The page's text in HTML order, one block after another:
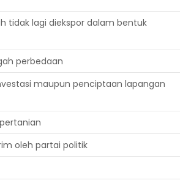
tidak lagi diekspor dalam bentuk
perbedaan
maupun penciptaan lapangan
oleh partai politik